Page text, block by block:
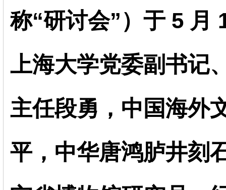
称“研讨会”）于 5 月
上海大学党委副书记
主任段勇，中国海外
平，中华唐鸿胪井刻